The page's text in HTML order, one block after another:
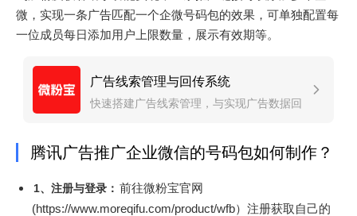
微，实现一条广告匹配一个企微号码包的效果，可单独配置每
一位成员每日添加用户上限数量，展示有效期等。
广告线索管理与回传系统
快速搭建广告线索管理，与实现广告数据回
腾讯广告推广企业微信的号码包如何制作？
1、注册与登录： 前往微粉宝官网
(https://www.moreqifu.com/product/wfb）注册获取自己的